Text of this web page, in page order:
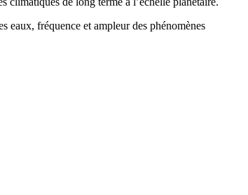
eaux, fréquence et ampleur des phénomènes